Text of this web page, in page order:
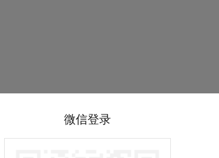
微信登录